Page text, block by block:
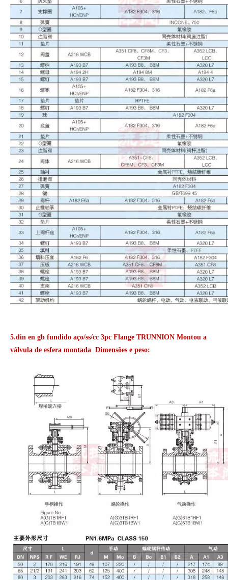
5.din en gb fundido aço/ss/cc 3pc Flange TRUNNION Montou a
válvula de esfera montada Dimensões e peso: